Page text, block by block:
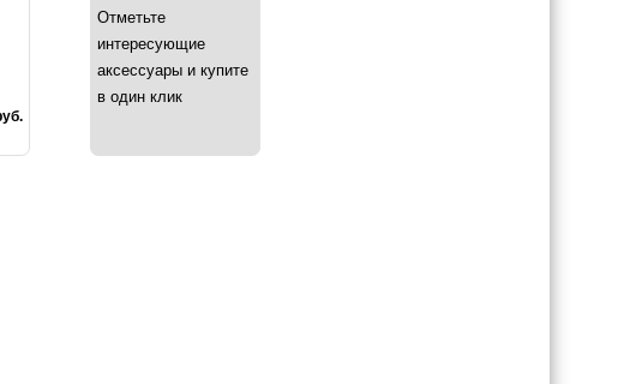
Отметьте
интересующие
аксессуары и купите
в один клик